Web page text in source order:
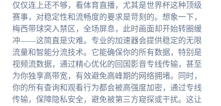
仅仅连上还不够，看体育直播，尤其是世界杯这种顶级
赛事，对稳定性和流畅度的要求是苛刻的。想象一下，
梅西带球突入禁区，全场屏息，此时画面却开始转圈缓
冲——这简直是灾难。专业的加速器会提供稳定的无限
流量和智能分流技术。它能确保你的所有数据，特别是
视频流数据，通过精心优化的回国影音专线传输，甚至
为你独享高带宽，有效避免高峰期的网络拥堵。同时，
你的所有查询和观看行为都会被高强度加密，通过专线
传输，保障隐私安全，避免被第三方窥探或干扰。这让